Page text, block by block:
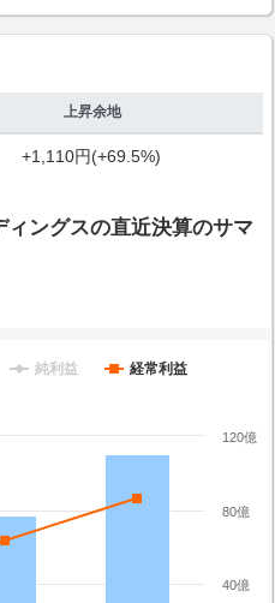
上昇余地
+1,110円(+69.5%)
ィングスの直近決算のサマ
純利益 経常利益
40億
80億
120億